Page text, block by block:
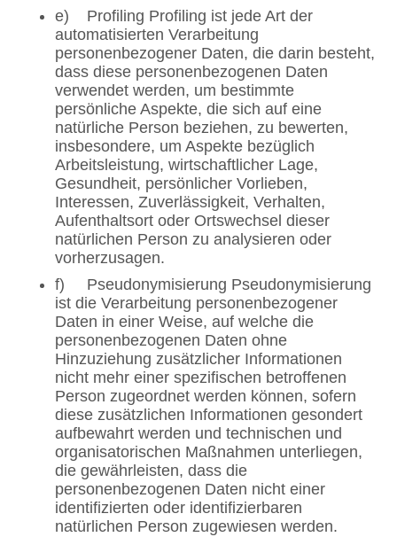
e) Profiling Profiling ist jede Art der
automatisierten Verarbeitung
personenbezogener Daten, die darin besteht,
dass diese personenbezogenen Daten
verwendet werden, um bestimmte
persönliche Aspekte, die sich auf eine
natürliche Person beziehen, zu bewerten,
insbesondere, um Aspekte bezüglich
Arbeitsleistung, wirtschaftlicher Lage,
Gesundheit, persönlicher Vorlieben,
Interessen, Zuverlässigkeit, Verhalten,
Aufenthaltsort oder Ortswechsel dieser
natürlichen Person zu analysieren oder
vorherzusagen.
f) Pseudonymisierung Pseudonymisierung
ist die Verarbeitung personenbezogener
Daten in einer Weise, auf welche die
personenbezogenen Daten ohne
Hinzuziehung zusätzlicher Informationen
nicht mehr einer spezifischen betroffenen
Person zugeordnet werden können, sofern
diese zusätzlichen Informationen gesondert
aufbewahrt werden und technischen und
organisatorischen Maßnahmen unterliegen,
die gewährleisten, dass die
personenbezogenen Daten nicht einer
identifizierten oder identifizierbaren
natürlichen Person zugewiesen werden.